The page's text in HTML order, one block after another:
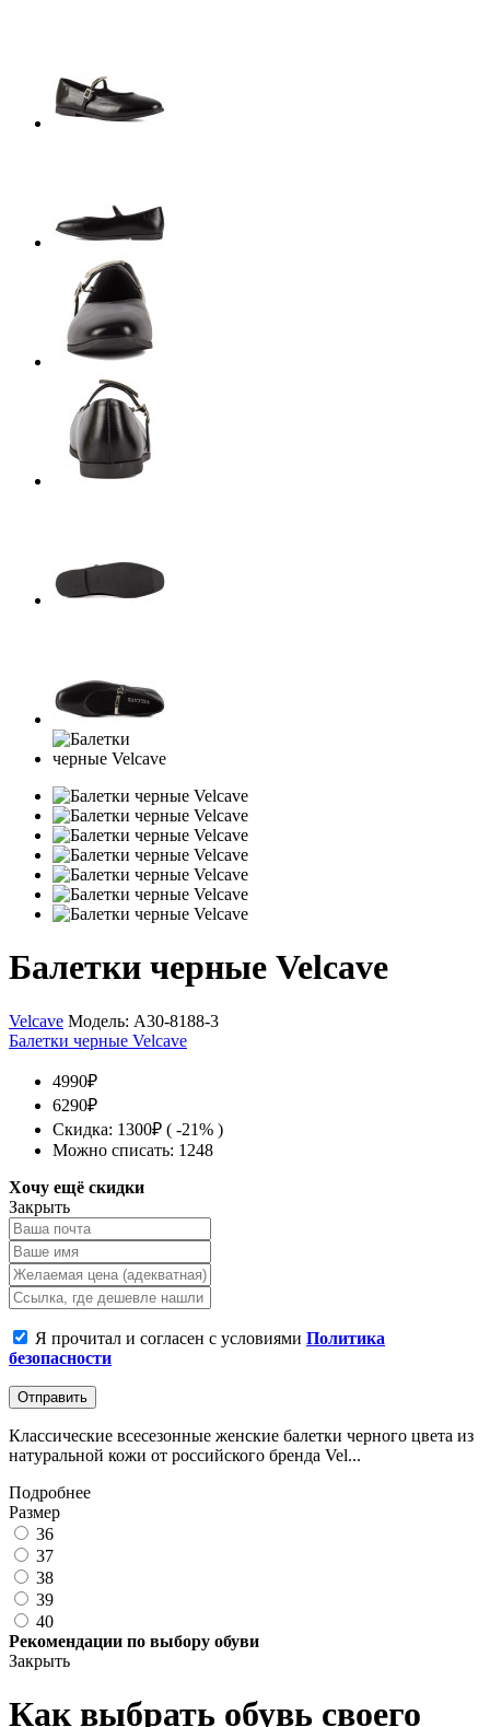
Балетки черные Velcave
Velcave Модель: A30-8188-3
Балетки черные Velcave
4990₽
6290₽
Скидка: 1300₽ ( -21% )
Можно списать: 1248
Хочу ещё скидки
Закрыть
Я прочитал и согласен с условиями Политика
безопасности
Отправить
Классические всесезонные женские балетки черного цвета из
натуральной кожи от российского бренда Vel...
Подробнее
Размер
36
37
38
39
40
Рекомендации по выбору обуви
Закрыть
Как выбрать обувь своего